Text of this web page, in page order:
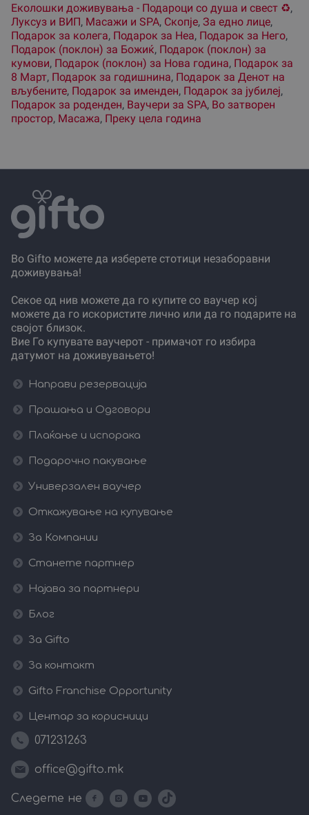
Еколошки доживувања - Подароци со душа и свест ♻️,
Луксуз и ВИП, Масажи и SPA, Скопjе, За едно лице,
Подарок за колега, Подарок за Неа, Подарок за Него,
Подарок (поклон) за Божиќ, Подарок (поклон) за
кумови, Подарок (поклон) за Нова година, Подарок за
8 Март, Подарок за годишнина, Подарок за Денот на
вљубените, Подарок за именден, Подарок за јубилеј,
Подарок за роденден, Ваучери за SPA, Во затворен
простор, Масажа, Преку цела година
Во Gifto можете да изберете стотици незаборавни
доживувања!
Секое од нив можете да го купите со ваучер кој
можете да го искористите лично или да го подарите на
својот близок.
Вие Го купувате ваучерот - примачот го избира
датумот на доживувањето!
Направи резервација
Прашања и Одговори
Плаќање и испорака
Подарочно пакување
Универзален ваучер
Откажување на купување
За Компании
Станете партнер
Најава за партнери
Блог
За Gifto
За контакт
Gifto Franchise Opportunity
Центар за корисници
071231263
office@gifto.mk
Следете не